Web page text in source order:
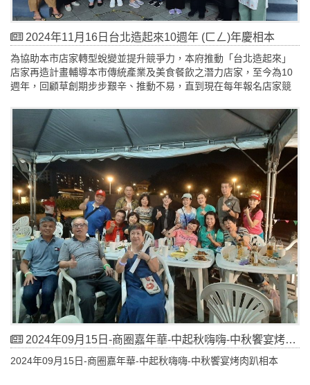
2024年11月16日台北造起來10週年 (ㄈㄥ)年慶相本
為協助本市店家轉型蛻變並提升競爭力，本府推動「台北造起來」
店家再造計畫輔導本市傳統產業及美食餐飲之潛力店家，至今為10
週年，回顧草創期步步艱辛、推動不易，直到現在每年報名店家競
大稻埕輔導41家、萬華區38家，可說是成果豐碩！
2024年09月15日-商圈嘉年華-中起秋嗨嗨-中秋饗宴烤肉趴相本
2024年09月15日-商圈嘉年華-中起秋嗨嗨-中秋饗宴烤肉趴相本